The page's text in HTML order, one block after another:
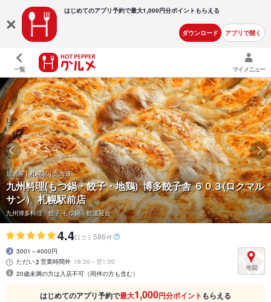
はじめてのアプリ予約で最大1,000円分ポイントもらえる
ダウンロード アプリで開く
一覧 マイメニュー
居酒屋 | 札幌駅 | 北海道
九州料理(もつ鍋・餃子・地鶏) 博多餃子舎 ６０３(ロクマル
サン） 札幌駅前店
九州博多料理 餃子 もつ鍋 歓送迎会
4.4口コミ 586件
3001～4000円
ただいま営業時間外 16:30～翌1:00
20歳未満の方は入店不可（同伴の方も含む）
はじめてのアプリ予約で最大1,000円分ポイント もらえる